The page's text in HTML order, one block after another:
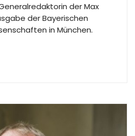
der Max
der Bayerischen
in München.